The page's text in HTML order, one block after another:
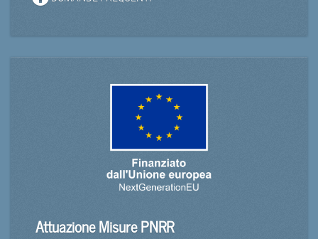
Attuazione Misure PNRR